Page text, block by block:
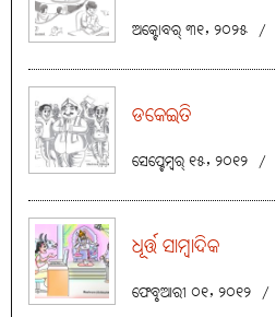
ଅକ୍ଟୋବର୍ ୩୧, ୨୦୨୫ /
ଡକେଇତି
ସେପ୍ଟେମ୍ବର୍ ୧୫, ୨୦୧୨ /
ଧୂର୍ତ୍ତ ସାମ୍ବାଦିକ
ଫେବୃଆରୀ ୦୧, ୨୦୧୨ /